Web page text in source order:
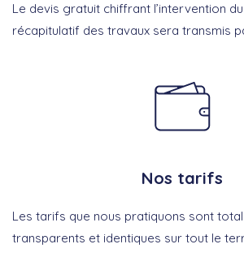
Le devis gratuit chiffrant l’intervention
récapitulatif des travaux sera transmis
Nos tarifs
Les tarifs que nous pratiquons sont
transparents et identiques sur tout le